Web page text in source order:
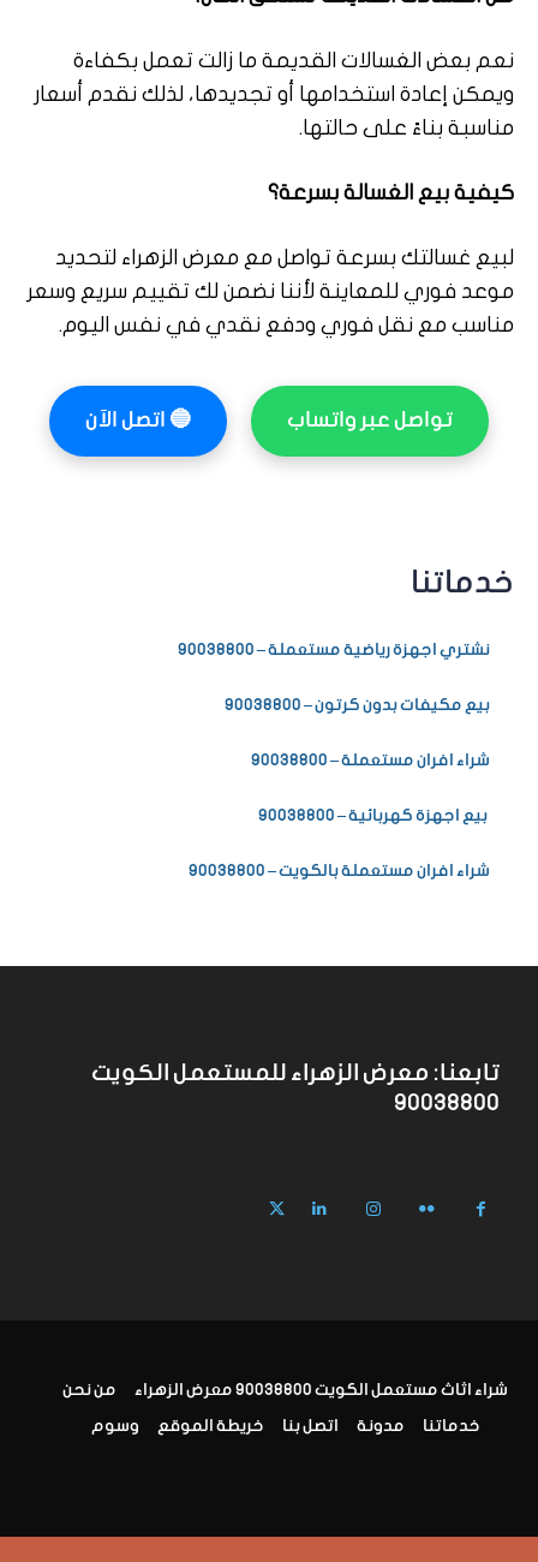
خدماتنا
نشتري اجهزة رياضية مستعملة – 90038800
بيع مكيفات بدون كرتون – 90038800
شراء افران مستعملة – 90038800
بيع اجهزة كهربائية – 90038800
شراء افران مستعملة بالكويت – 90038800
نعم بعض الغسالات القديمة ما زالت تعمل بكفاءة
ويمكن إعادة استخدامها أو تجديدها، لذلك نقدم أسعار
مناسبة بناءً على حالتها.
كيفية بيع الغسالة بسرعة؟
لبيع غسالتك بسرعة تواصل مع معرض الزهراء لتحديد
موعد فوري للمعاينة لأننا نضمن لك تقييم سريع وسعر
مناسب مع نقل فوري ودفع نقدي في نفس اليوم.
تواصل عبر واتساب 🔵 اتصل الآن
تابعنا: معرض الزهراء للمستعمل الكويت
90038800
شراء اثاث مستعمل الكويت 90038800 معرض الزهراء من نحن
خدماتنا مدونة اتصل بنا خريطة الموقع وسوم